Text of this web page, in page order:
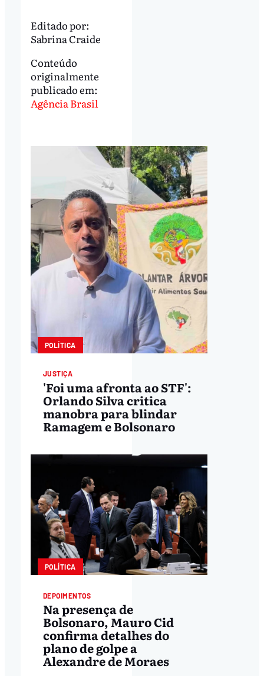
Editado por:
Sabrina Craide
Conteúdo
originalmente
publicado em:
Agência Brasil
POLÍTICA
JUSTIÇA
'Foi uma afronta ao STF':
Orlando Silva critica
manobra para blindar
Ramagem e Bolsonaro
POLÍTICA
DEPOIMENTOS
Na presença de
Bolsonaro, Mauro Cid
confirma detalhes do
plano de golpe a
Alexandre de Moraes